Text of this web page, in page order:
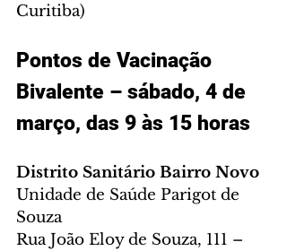
Curitiba)
Pontos de Vacinação
Bivalente – sábado, 4 de
março, das 9 às 15 horas
Distrito Sanitário Bairro Novo
Unidade de Saúde Parigot de
Souza
Rua João Eloy de Souza, 111 –